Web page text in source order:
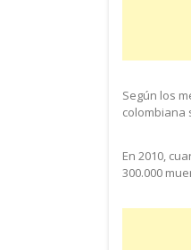
Según los
colombiana
En 2010,
300.000